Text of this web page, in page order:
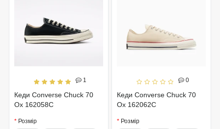
1
Кеди Converse Chuck 70
Ox 162058C
Розмір
0
Кеди Converse Chuck 70
Ox 162062C
Розмір